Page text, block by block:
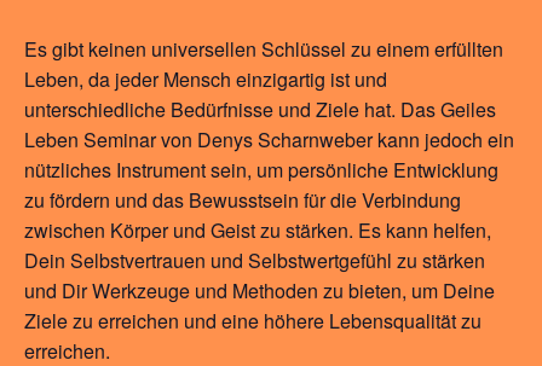
Es gibt keinen universellen Schlüssel zu einem erfüllten
Leben, da jeder Mensch einzigartig ist und
unterschiedliche Bedürfnisse und Ziele hat. Das Geiles
Leben Seminar von Denys Scharnweber kann jedoch ein
nützliches Instrument sein, um persönliche Entwicklung
zu fördern und das Bewusstsein für die Verbindung
zwischen Körper und Geist zu stärken. Es kann helfen,
Dein Selbstvertrauen und Selbstwertgefühl zu stärken
und Dir Werkzeuge und Methoden zu bieten, um Deine
Ziele zu erreichen und eine höhere Lebensqualität zu
erreichen.